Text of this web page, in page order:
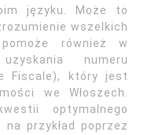
języku. Może to
wszelkich
również w
numeru
Fiscale), który jest
we Włoszech.
optymalnego
przykład poprzez